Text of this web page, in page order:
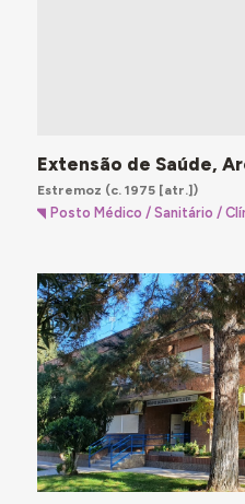
Extensão de Saúde,
Estremoz (c. 1975 [atr.])
Posto Médico / Sanitário /